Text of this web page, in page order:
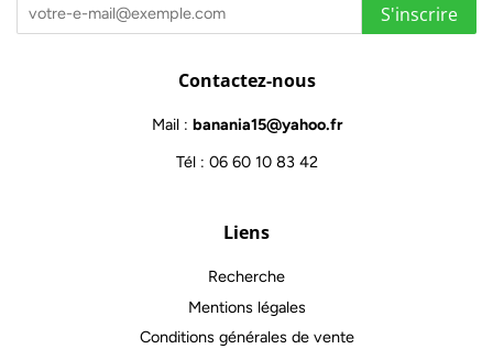
S'inscrire
Contactez-nous
Mail : banania15@yahoo.fr
Tél : 06 60 10 83 42
Liens
Recherche
Mentions légales
Conditions générales de vente